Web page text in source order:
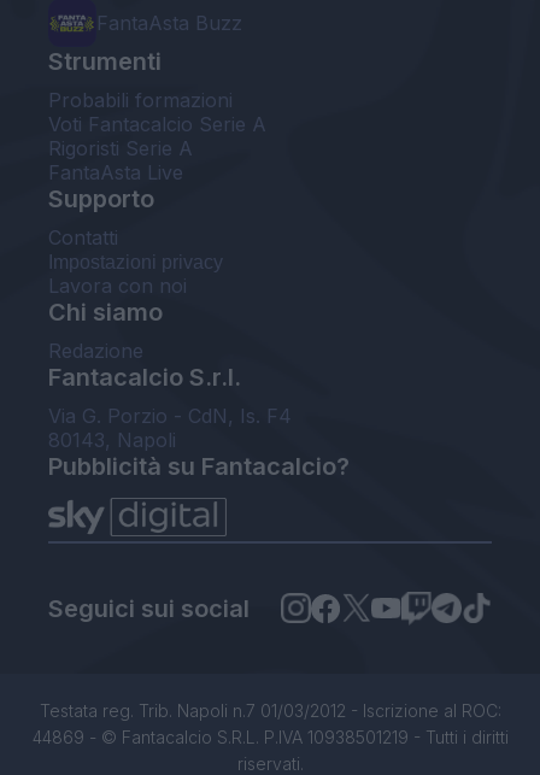
FantaAsta Buzz
Strumenti
Probabili formazioni
Voti Fantacalcio Serie A
Rigoristi Serie A
FantaAsta Live
Supporto
Contatti
Impostazioni privacy
Lavora con noi
Chi siamo
Redazione
Fantacalcio S.r.l.
Via G. Porzio - CdN, Is. F4
80143, Napoli
Pubblicità su Fantacalcio?
Seguici sui social
Testata reg. Trib. Napoli n.7 01/03/2012 - Iscrizione al ROC:
44869 - © Fantacalcio S.R.L. P.IVA 10938501219 - Tutti i diritti
riservati.